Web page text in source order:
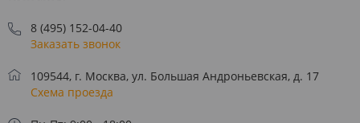
8 (495) 152-04-40
Заказать звонок
109544, г. Москва, ул. Большая Андроньевская, д. 17
Схема проезда